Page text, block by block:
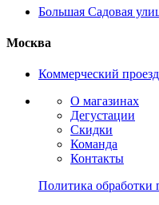
Большая Садовая
Москва
Коммерческий
О магазинах
Дегустации
Скидки
Команда
Контакты
Политика обработки